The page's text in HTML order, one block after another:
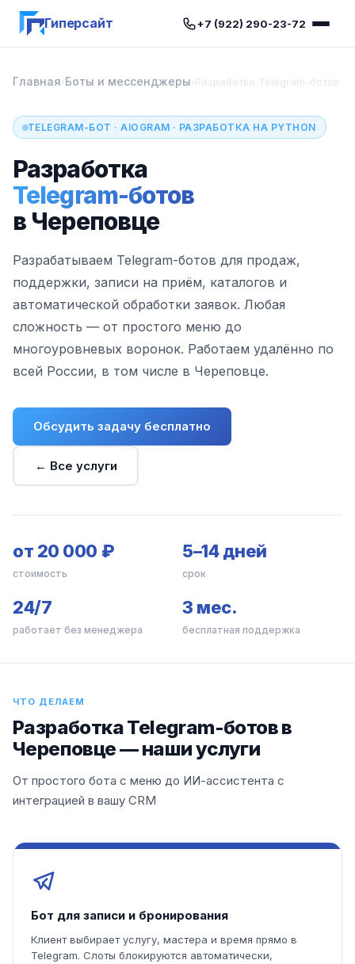
Гиперсайт +7 (922) 290-23-72
Главная›Боты и мессенджеры›Разработка Telegram-ботов
TELEGRAM-БОТ · AIOGRAM · РАЗРАБОТКА НА PYTHON
Разработка
Telegram-ботов
в Череповце
Разрабатываем Telegram-ботов для продаж,
поддержки, записи на приём, каталогов и
автоматической обработки заявок. Любая
сложность — от простого меню до
многоуровневых воронок. Работаем удалённо по
всей России, в том числе в Череповце.
Обсудить задачу бесплатно
← Все услуги
от 20 000 ₽
стоимость
5–14 дней
срок
24/7
работает без менеджера
3 мес.
бесплатная поддержка
ЧТО ДЕЛАЕМ
Разработка Telegram-ботов в
Череповце — наши услуги
От простого бота с меню до ИИ-ассистента с
интеграцией в вашу CRM
Бот для записи и бронирования
Клиент выбирает услугу, мастера и время прямо в
Telegram. Слоты блокируются автоматически,